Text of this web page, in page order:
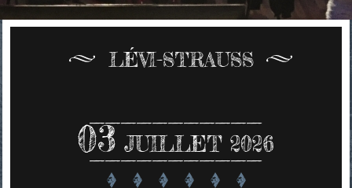
LÉVI-STRAUSS
03 JUILLET 2026